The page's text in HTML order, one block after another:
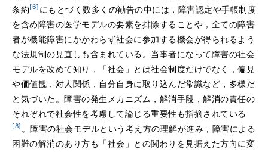
条約 [6] にもとづく数多くの勧告の中には，障害認定や手帳制度
を含め障害の医学モデルの要素を排除することや，全ての障害
者が機能障害にかかわらず社会に参加する機会が得られるよう
な法規制の見直しも含まれている。当事者になって障害の社会
モデルを改めて知り，「社会」とは社会制度だけでなく，偏見
や価値観，対人関係，自分自身に取り込んだ常識など，多様だ
と気づいた。障害の発生メカニズム，解消手段，解消の責任の
それぞれで社会性を考慮して論じる重要性も指摘されている
[8] 。障害の社会モデルという考え方の理解が進み，障害による
困難の解消のあり方も「社会」との関わりを見据えた方向に変